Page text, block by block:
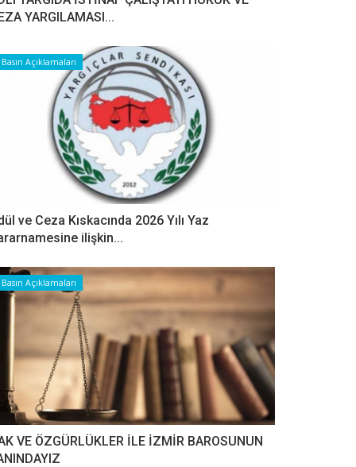
YARGILAMASI...
Basın Açıklamaları
ve Ceza Kıskacında 2026 Yılı Yaz
ilişkin...
Basın Açıklamaları
VE ÖZGÜRLÜKLER İLE İZMİR BAROSUNUN